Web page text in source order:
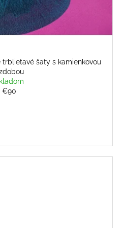
trblietavé šaty s kamienkovou
€90